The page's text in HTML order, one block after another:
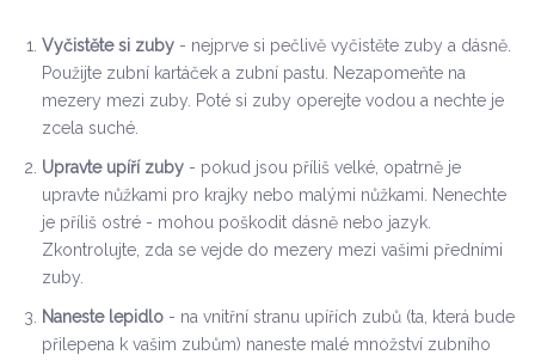
Vyčistěte si zuby - nejprve si pečlivě vyčistěte zuby a dásně.
Použijte zubní kartáček a zubní pastu. Nezapomeňte na
mezery mezi zuby. Poté si zuby operejte vodou a nechte je
zcela suché.
Upravte upíří zuby - pokud jsou příliš velké, opatrně je
upravte nůžkami pro krajky nebo malými nůžkami. Nenechte
je příliš ostré - mohou poškodit dásně nebo jazyk.
Zkontrolujte, zda se vejde do mezery mezi vašimi předními
zuby.
Naneste lepidlo - na vnitřní stranu upířích zubů (ta, která bude
přilepena k vašim zubům) naneste malé množství zubního